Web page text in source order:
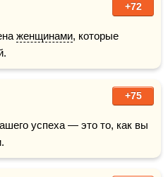
+72
женщинами, которые
+75
успеха — это то, как вы